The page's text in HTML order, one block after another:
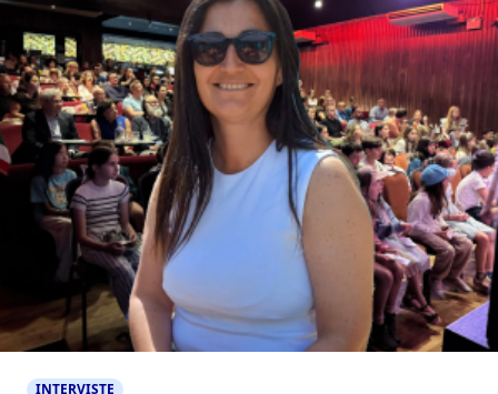
INTERVISTE